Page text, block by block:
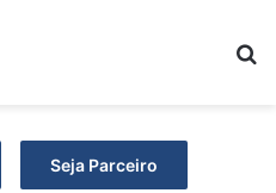
Seja Parceiro